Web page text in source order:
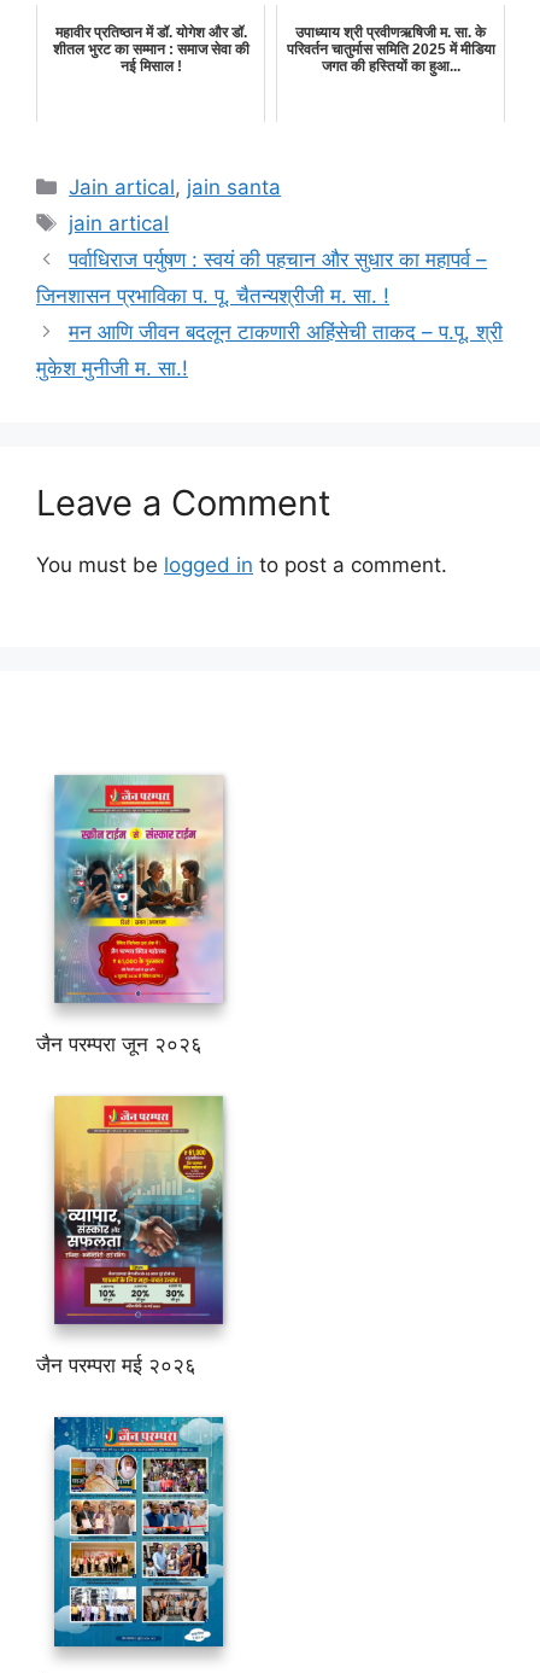
महावीर प्रतिष्ठान में डॉ. योगेश और डॉ.
शीतल भुरट का सम्मान : समाज सेवा की
नई मिसाल !
उपाध्याय श्री प्रवीणऋषिजी म. सा. के
परिवर्तन चातुर्मास समिति 2025 में मीडिया
जगत की हस्तियों का हुआ...
Categories
Jain artical, jain santa
Tags
jain artical
पर्वाधिराज पर्युषण : स्वयं की पहचान और सुधार का महापर्व –
जिनशासन प्रभाविका प. पू. चैतन्यश्रीजी म. सा. !
मन आणि जीवन बदलून टाकणारी अहिंसेची ताकद – प.पू. श्री
मुकेश मुनीजी म. सा.!
Leave a Comment
You must be logged in to post a comment.
जैन परम्परा जून २०२६
जैन परम्परा मई २०२६